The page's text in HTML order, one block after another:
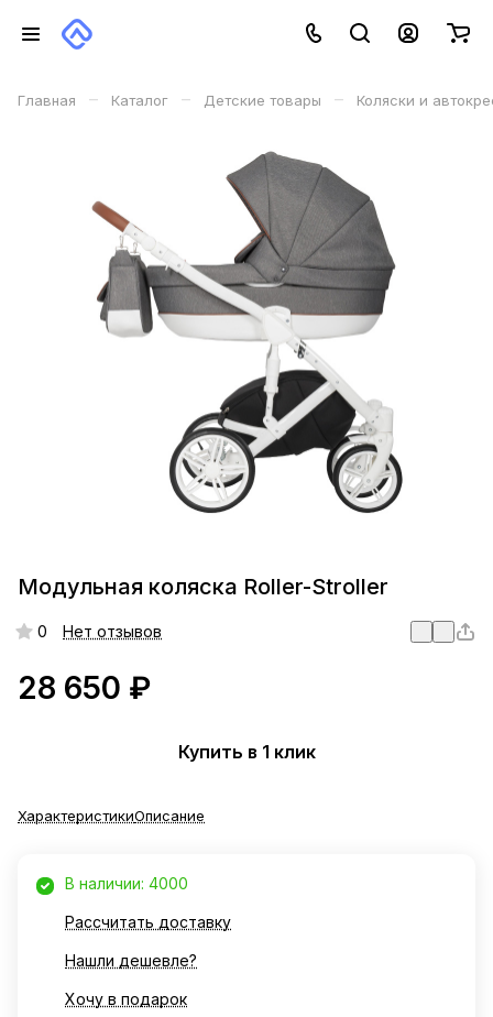
Главная – Каталог – Детские товары – Коляски и
Модульная коляска Roller-Stroller
0 Нет отзывов
28 650 ₽
Купить в 1 клик
ХарактеристикиОписание
В наличии: 4000
Рассчитать доставку
Нашли дешевле?
Хочу в подарок